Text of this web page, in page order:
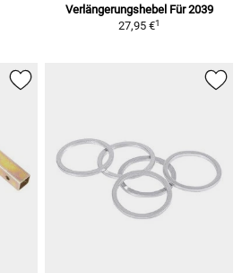
Verlängerungshebel Für 2039
27,95 €1